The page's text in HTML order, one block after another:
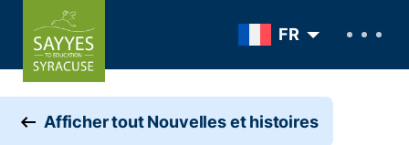
Skip to content
FR
Afficher tout Nouvelles et histoires